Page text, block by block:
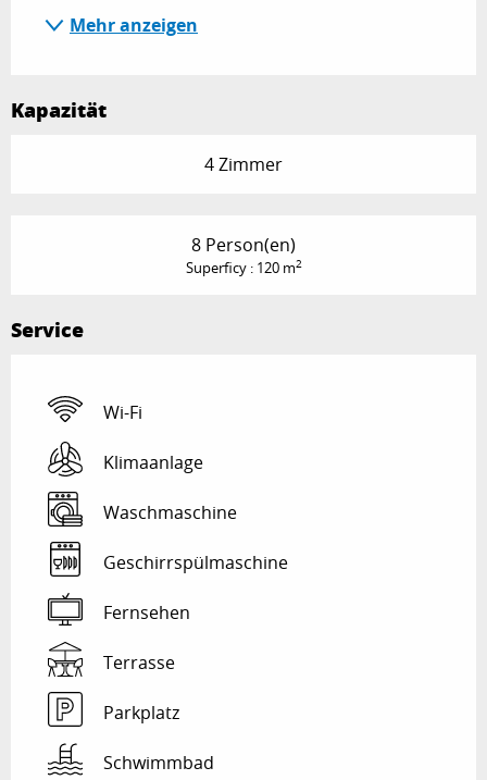
Mehr anzeigen
Kapazität
4 Zimmer
8 Person(en)
Superficy : 120 m2
Service
Wi-Fi
Klimaanlage
Waschmaschine
Geschirrspülmaschine
Fernsehen
Terrasse
Parkplatz
Schwimmbad